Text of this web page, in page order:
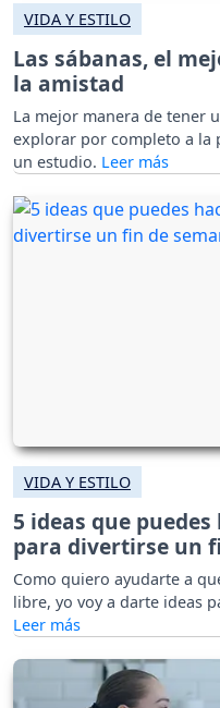
VIDA Y ESTILO
Las sábanas, el
la amistad
La mejor manera de tener
explorar por completo a la
un estudio.
VIDA Y ESTILO
5 ideas que
para divertirse un
Como quiero ayudarte a
libre, yo voy a darte ideas